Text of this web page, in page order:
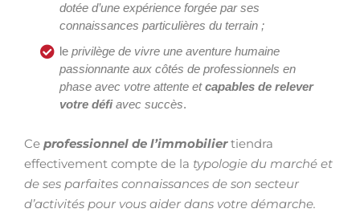
dotée d’une expérience forgée par ses
connaissances particulières du terrain ;
le privilège de vivre une aventure humaine
passionnante aux côtés de professionnels en
phase avec votre attente etcapables de relever
votre défiavec succès.
Ce professionnel de l’immobiliertiendra
effectivement compte de la typologie du marché et
de ses parfaites connaissances de son secteur
d’activités pour vous aider dans votre démarche.